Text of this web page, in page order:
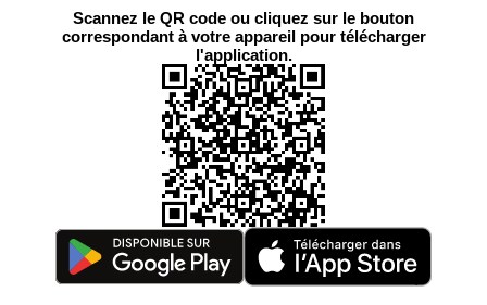
Scannez le QR code ou cliquez sur le bouton
correspondant à votre appareil pour télécharger
l'application.